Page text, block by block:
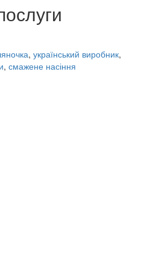
, український виробник,
, смажене насіння